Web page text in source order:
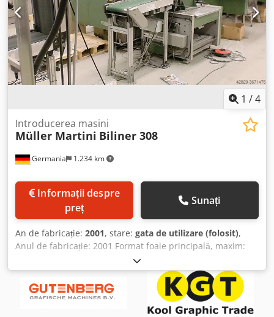
1 /4
Germania 1.234 km
Introducerea masini
Müller Martini Biliner 308
preț
Sunați
An de fabricație: 2001, stare: gata de utilizare (folosit),
Anul de fabricație: 2001 Format foaie principală, maxim:
320 x 400 mm minim: 148 x 210 mm Format inserție,
minim: 320 x 400 mm minim: 105 x 148 mm Producție:
maxim 20.000 de exemplare/oră minim: 4.000 de
exemplare/oră Înălțimea de lucru a sistemului de
alimentare: 1.100 mm Echipare: • Sistem de alimentare cu